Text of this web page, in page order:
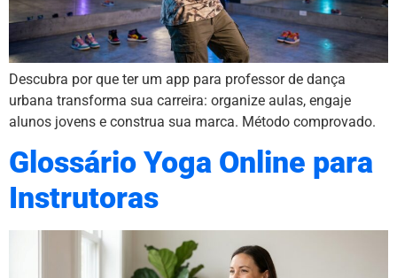
Descubra por que ter um app para professor de dança
urbana transforma sua carreira: organize aulas, engaje
alunos jovens e construa sua marca. Método comprovado.
Glossário Yoga Online para
Instrutoras